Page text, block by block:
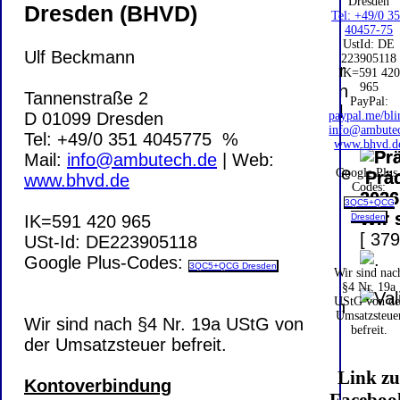
Dresden (BHVD)
Ulf Beckmann
Tannenstraße 2
D 01099 Dresden
Tel: +49/0 351 4045775 %
Mail: info@ambutech.de | Web:
www.bhvd.de
IK=591 420 965
USt-Id: DE223905118
Google Plus-Codes:
3QC5+QCG Dresden
Wir sind nach §4 Nr. 19a UStG von
der Umsatzsteuer befreit.
Kontoverbindung
Tel: +49/0
40457-75
UstId:DE
223905118
IK=591 420
965
PayPal:
paypal.me/
Google
Codes:
3QC5+QCG
Dresden
Wir sind
§4 Nr. 19a
UStG von
befreit.
Link zu
PayPal: 20.00
€
Der Versand erfolgt
Paket.
Selbstabholung
vom Büro oder
von
0.00 €
erhalten Sie per
Email z.B. einen
Lizenzschlüssel
und die
Rechnung /
Lieferschein. Sie
Warenzeichen sind Eigentum der jeweiligen
Firmen. Preisänderungen, Irrtümer und
technische Änderungen vorbehalten.
Hilfsmittel Vertrieb Dresden,
2026
Wir
[